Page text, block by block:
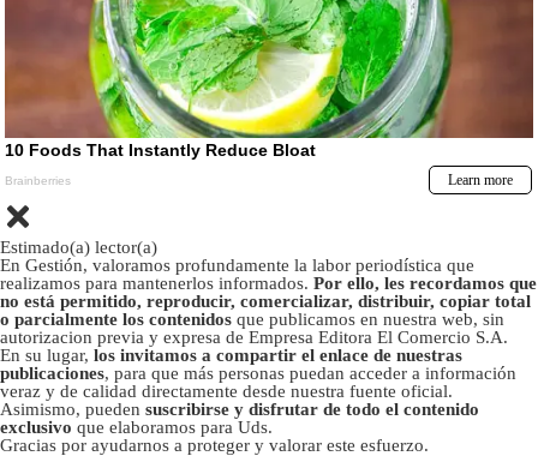
Estimado(a) lector(a)
En Gestión, valoramos profundamente la labor periodística que
realizamos para mantenerlos informados. Por ello, les recordamos que
no está permitido, reproducir, comercializar, distribuir, copiar total
o parcialmente los contenidos que publicamos en nuestra web, sin
autorizacion previa y expresa de Empresa Editora El Comercio S.A.
En su lugar, los invitamos a compartir el enlace de nuestras
publicaciones, para que más personas puedan acceder a información
veraz y de calidad directamente desde nuestra fuente oficial.
Asimismo, pueden suscribirse y disfrutar de todo el contenido
exclusivo que elaboramos para Uds.
Gracias por ayudarnos a proteger y valorar este esfuerzo.